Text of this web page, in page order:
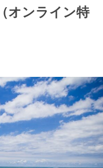
オンライン特